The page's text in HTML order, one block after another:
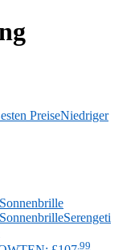
PreiseNiedriger
Serengeti
.99